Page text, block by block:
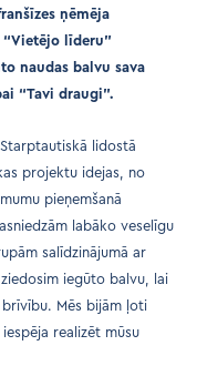
ņēmēja
“Vietējo līderu”
naudas balvu sava
“Tavi draugi”.
lidostā
projektu idejas, no
pieņemšanā
labāko veselīgu
salīdzinājumā ar
iegūto balvu, lai
Mēs bijām ļoti
realizēt mūsu